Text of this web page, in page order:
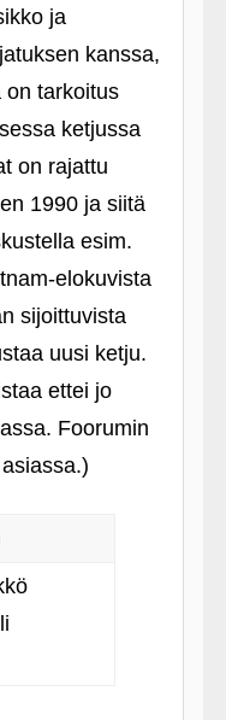
ja
kanssa,
on tarkoitus
ketjussa
on rajattu
1990 ja siitä
esim.
elokuvista
sijoittuvista
uusi ketju.
ettei jo
Foorumin